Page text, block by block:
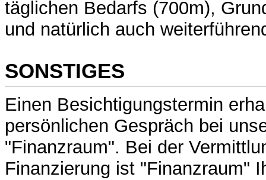
täglichen Bedarfs (700m),
und natürlich auch
SONSTIGES
Einen Besichtigungstermin
persönlichen Gespräch bei
"Finanzraum". Bei der
Finanzierung ist "Finanzraum"